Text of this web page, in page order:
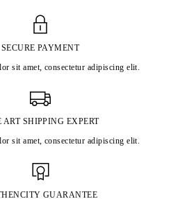
SECURE PAYMENT
sit amet, consectetur adipiscing elit.
ART SHIPPING EXPERT
sit amet, consectetur adipiscing elit.
GUARANTEE